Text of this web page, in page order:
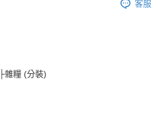
客服
├雜糧 (分裝)